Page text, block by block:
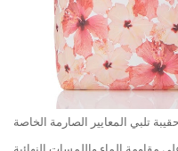
تلبي المعايير الصارمة الخاصة